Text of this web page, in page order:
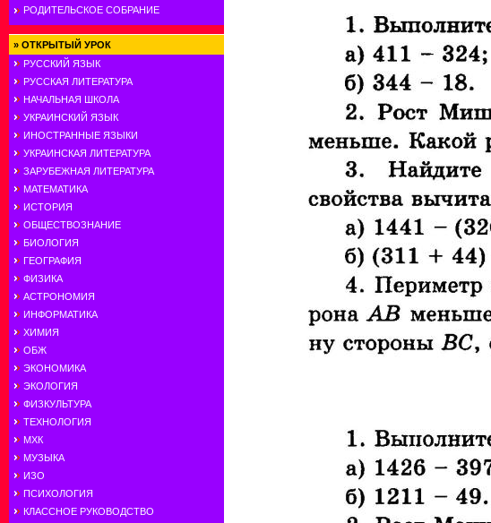
РОДИТЕЛЬСКОЕ СОБРАНИЕ
» ОТКРЫТЫЙ УРОК
РУССКИЙ ЯЗЫК
РУССКАЯ ЛИТЕРАТУРА
НАЧАЛЬНАЯ ШКОЛА
УКРАИНСКИЙ ЯЗЫК
ИНОСТРАННЫЕ ЯЗЫКИ
УКРАИНСКАЯ ЛИТЕРАТУРА
ЗАРУБЕЖНАЯ ЛИТЕРАТУРА
МАТЕМАТИКА
ИСТОРИЯ
ОБЩЕСТВОЗНАНИЕ
БИОЛОГИЯ
ГЕОГРАФИЯ
ФИЗИКА
АСТРОНОМИЯ
ИНФОРМАТИКА
ХИМИЯ
ОБЖ
ЭКОНОМИКА
ЭКОЛОГИЯ
ФИЗКУЛЬТУРА
ТЕХНОЛОГИЯ
МХК
МУЗЫКА
ИЗО
ПСИХОЛОГИЯ
КЛАССНОЕ РУКОВОДСТВО